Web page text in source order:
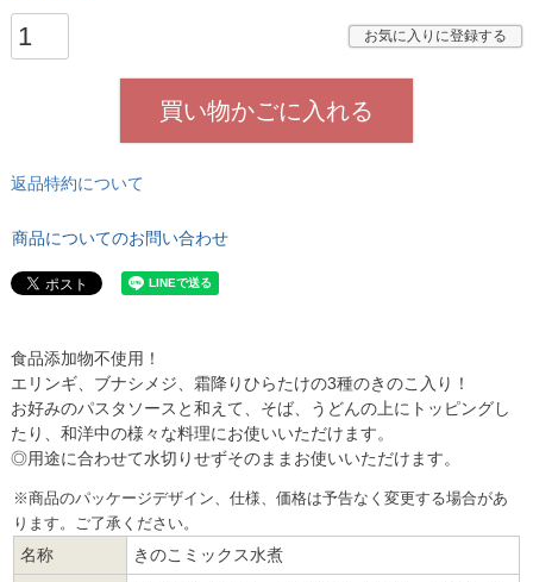
お気に入りに登録する
買い物かごに入れる
返品特約について
商品についてのお問い合わせ
食品添加物不使用！
エリンギ、ブナシメジ、霜降りひらたけの3種のきのこ入り！
お好みのパスタソースと和えて、そば、うどんの上にトッピングし
たり、和洋中の様々な料理にお使いいただけます。
◎用途に合わせて水切りせずそのままお使いいただけます。
※商品のパッケージデザイン、仕様、価格は予告なく変更する場合があ
ります。ご了承ください。
名称 きのこミックス水煮